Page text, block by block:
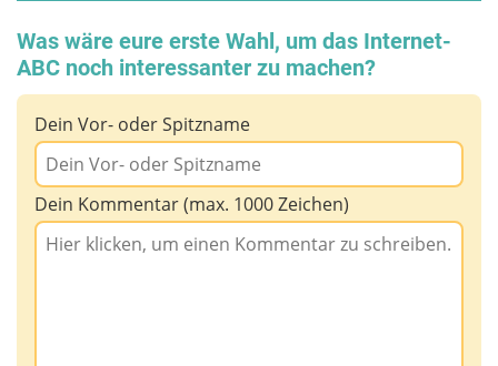
Was wäre eure erste Wahl, um das Internet-
ABC noch interessanter zu machen?
Dein Vor- oder Spitzname
Dein Kommentar (max. 1000 Zeichen)